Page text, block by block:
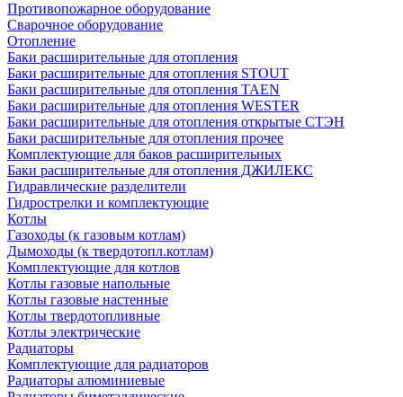
Противопожарное оборудование
Сварочное оборудование
Отопление
Баки расширительные для отопления
Баки расширительные для отопления STOUT
Баки расширительные для отопления TAEN
Баки расширительные для отопления WESTER
Баки расширительные для отопления открытые СТЭН
Баки расширительные для отопления прочее
Комплектующие для баков расширительных
Баки расширительные для отопления ДЖИЛЕКС
Гидравлические разделители
Гидрострелки и комплектующие
Котлы
Газоходы (к газовым котлам)
Дымоходы (к твердотопл.котлам)
Комплектующие для котлов
Котлы газовые напольные
Котлы газовые настенные
Котлы твердотопливные
Котлы электрические
Радиаторы
Комплектующие для радиаторов
Радиаторы алюминиевые